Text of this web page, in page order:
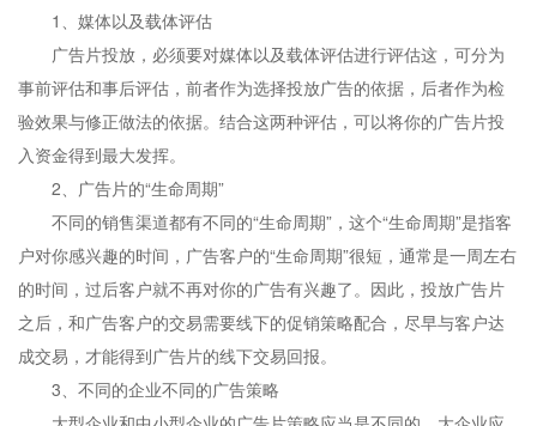
1、媒体以及载体评估
广告片投放，必须要对媒体以及载体评估进行评估这，可分为
事前评估和事后评估，前者作为选择投放广告的依据，后者作为检
验效果与修正做法的依据。结合这两种评估，可以将你的广告片投
入资金得到最大发挥。
2、广告片的“生命周期”
不同的销售渠道都有不同的“生命周期”，这个“生命周期”是指客
户对你感兴趣的时间，广告客户的“生命周期”很短，通常是一周左右
的时间，过后客户就不再对你的广告有兴趣了。因此，投放广告片
之后，和广告客户的交易需要线下的促销策略配合，尽早与客户达
成交易，才能得到广告片的线下交易回报。
3、不同的企业不同的广告策略